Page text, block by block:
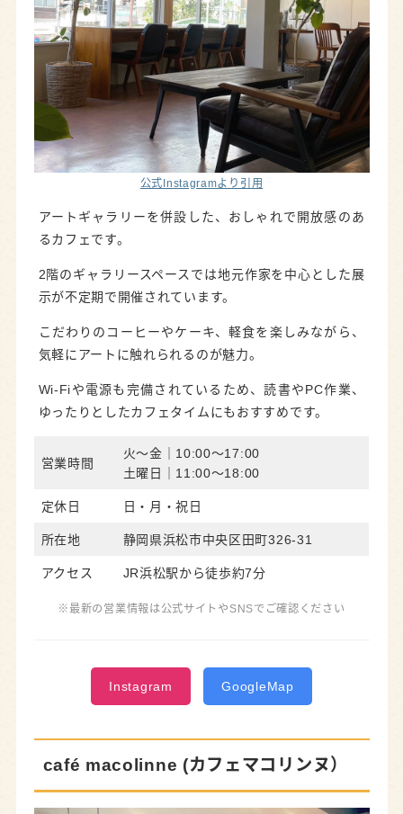
公式Instagramより引用
アートギャラリーを併設した、おしゃれで開放感のあ
るカフェです。
2階のギャラリースペースでは地元作家を中心とした展
示が不定期で開催されています。
こだわりのコーヒーやケーキ、軽食を楽しみながら、
気軽にアートに触れられるのが魅力。
Wi-Fiや電源も完備されているため、読書やPC作業、
ゆったりとしたカフェタイムにもおすすめです。
営業時間
火～金｜10:00～17:00
土曜日｜11:00～18:00
定休日 日・月・祝日
所在地 静岡県浜松市中央区田町326-31
アクセス JR浜松駅から徒歩約7分
※最新の営業情報は公式サイトやSNSでご確認ください
Instagram GoogleMap
café macolinne (カフェマコリンヌ）